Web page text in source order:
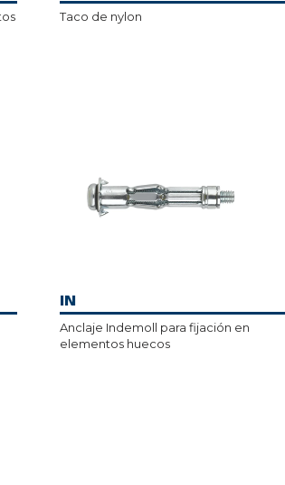
Taco de nylon
IN
Anclaje Indemoll para fijación en
elementos huecos